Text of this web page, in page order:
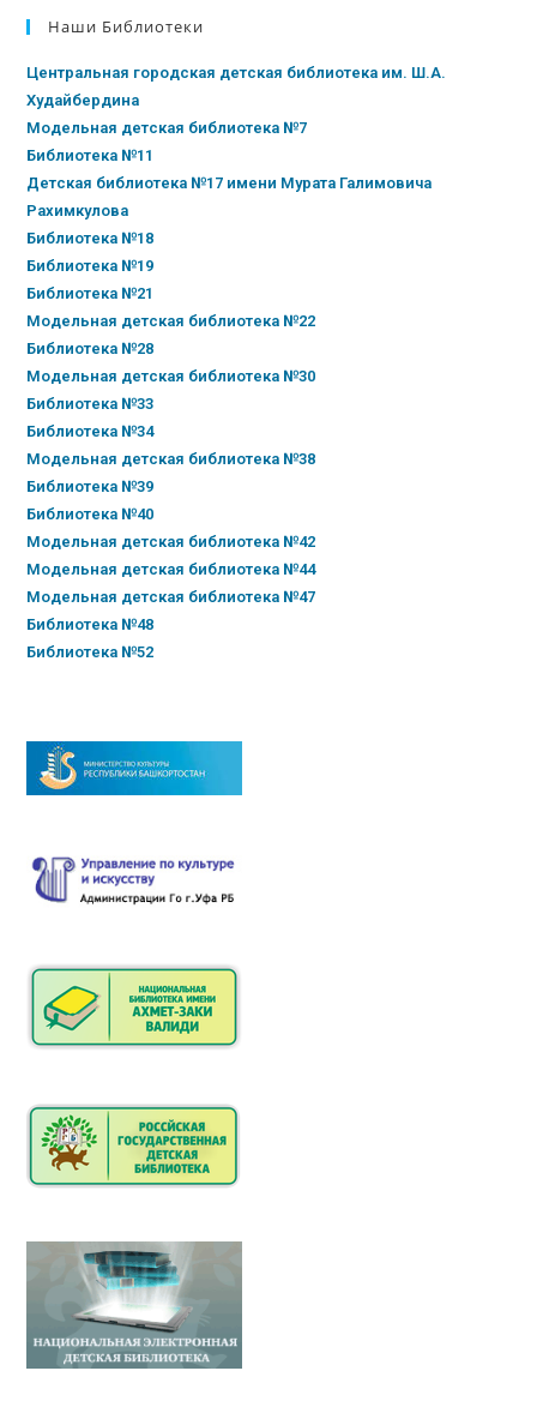
Наши Библиотеки
Центральная городская детская библиотека им. Ш.А.
Худайбердина
Модельная детская библиотека №7
Библиотека №11
Детская библиотека №17 имени Мурата Галимовича
Рахимкулова
Библиотека №18
Библиотека №19
Библиотека №21
Модельная детская библиотека №22
Библиотека №28
Модельная детская библиотека №30
Библиотека №33
Библиотека №34
Модельная детская библиотека №38
Библиотека №39
Библиотека №40
Модельная детская библиотека №42
Модельная детская библиотека №44
Модельная детская библиотека №47
Библиотека №48
Библиотека №52